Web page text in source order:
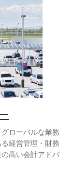
ローバルな業務
経営管理・財務
高い会計アドバ